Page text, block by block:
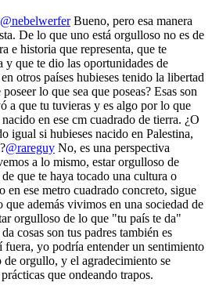
@nebelwerferBueno, pero esa manera
De lo que uno está orgulloso no es de
e historia que representa, que te
y que te dio las oportunidades de
otros países hubieses tenido la libertad
lo que sea que poseas? Esas son
a que tu tuvieras y es algo por lo que
en ese cm cuadrado de tierra. ¿O
igual si hubieses nacido en Palestina,
@rareguy No, es una perspectiva
a lo mismo, estar orgulloso de
que te haya tocado una cultura o
en ese metro cuadrado concreto, sigue
además vivimos en una sociedad de
orgulloso de lo que "tu país te da"
cosas son tus padres también es
yo podría entender un sentimiento
de orgullo, y el agradecimiento se
que ondeando trapos.